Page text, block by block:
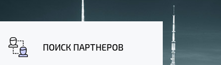
ПОИСК ПАРТНЕРОВ